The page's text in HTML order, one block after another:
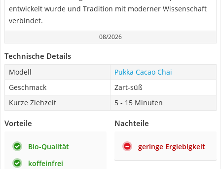
entwickelt wurde und Tradition mit moderner Wissenschaft
verbindet.
08/2026
Technische Details
Modell
Pukka Cacao Chai
Geschmack
Zart-süß
Kurze Ziehzeit
5 - 15 Minuten
Vorteile
Bio-Qualität
koffeinfrei
Nachteile
geringe Ergiebigkeit